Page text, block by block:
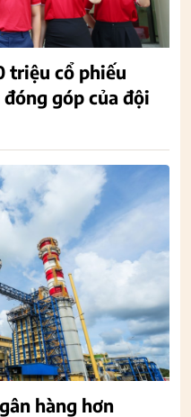
triệu cổ phiếu
góp của đội
hàng hơn